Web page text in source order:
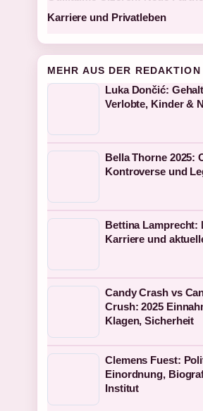
Karriere und Privatleben
MEHR AUS DER REDAKTION
Luka Dončić:
Verlobte, Kinder &
Bella Thorne 2025:
Kontroverse und
Bettina Lamprecht:
Karriere und
Candy Crash vs
Crush: 2025
Klagen, Sicherheit
Clemens Fuest:
Einordnung,
Institut